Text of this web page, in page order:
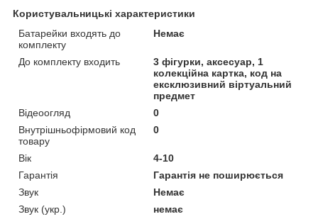
Користувальницькі характеристики
Батарейки входять до
комплекту
Немає
До комплекту входить
3 фігурки, аксесуар, 1
колекційна картка, код на
ексклюзивний віртуальний
предмет
Відеоогляд
0
Внутрішньофірмовий код
товару
0
Вік
4-10
Гарантія
Гарантія не поширюється
Звук
Немає
Звук (укр.)
немає